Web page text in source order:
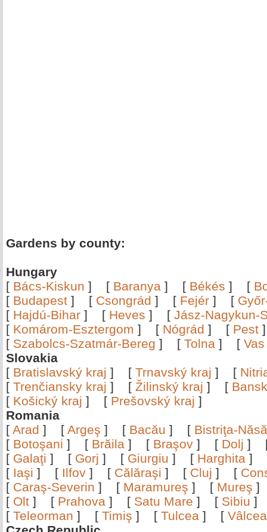
Gardens by county:
Hungary
[ Bács-Kiskun ] [ Baranya ] [ Békés ] [
[ Budapest ] [ Csongrád ] [ Fejér ] [
[ Hajdú-Bihar ] [ Heves ] [ Jász-Nagykun-
[ Komárom-Esztergom ] [ Nógrád ] [ Pest
[ Szabolcs-Szatmár-Bereg ] [ Tolna ] [ Vas
Slovakia
[ Bratislavský kraj ] [ Trnavský kraj ] [
[ Trenčiansky kraj ] [ Žilinský kraj ] [
[ Košický kraj ] [ Prešovský kraj ]
Romania
[ Arad ] [ Argeş ] [ Bacău ] [ Bistriţa-
[ Botoşani ] [ Brăila ] [ Braşov ] [ Dolj ]
[ Galaţi ] [ Gorj ] [ Giurgiu ] [ Harghita ]
[ Iaşi ] [ Ilfov ] [ Călăraşi ] [ Cluj ] [
[ Caraş-Severin ] [ Maramureş ] [ Mureş
[ Olt ] [ Prahova ] [ Satu Mare ] [ Sibiu
[ Teleorman ] [ Timiş ] [ Tulcea ] [